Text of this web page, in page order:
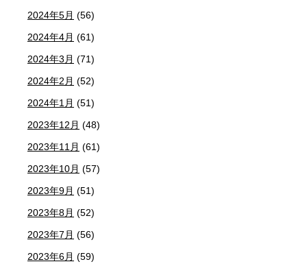
2024年5月 (56)
2024年4月 (61)
2024年3月 (71)
2024年2月 (52)
2024年1月 (51)
2023年12月 (48)
2023年11月 (61)
2023年10月 (57)
2023年9月 (51)
2023年8月 (52)
2023年7月 (56)
2023年6月 (59)